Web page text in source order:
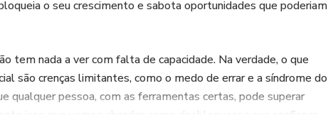
o seu crescimento e sabota oportunidades que poderiam
tem nada a ver com falta de capacidade. Na verdade, o que
são crenças limitantes, como o medo de errar e a síndrome do
qualquer pessoa, com as ferramentas certas, pode superar
isso que vamos abordar: como desbloquear a sua confiança